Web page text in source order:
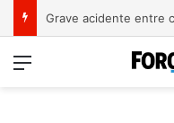
Menu